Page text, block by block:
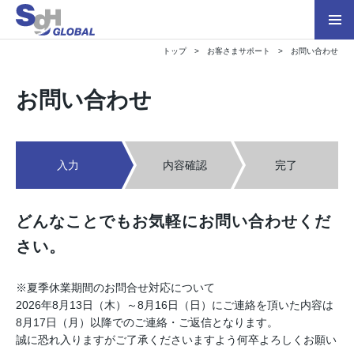
トップ お客さまサポート お問い合わせ
お問い合わせ
入力 内容確認 完了
どんなことでもお気軽にお問い合わせくだ
さい。
※夏季休業期間のお問合せ対応について
2026年8月13日（木）～8月16日（日）にご連絡を頂いた内容は
8月17日（月）以降でのご連絡・ご返信となります。
誠に恐れ入りますがご了承くださいますよう何卒よろしくお願い